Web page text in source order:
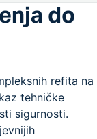
postavljen.
na konopima
i
ili vašim
do
refita na
tehničke
sigurnosti.